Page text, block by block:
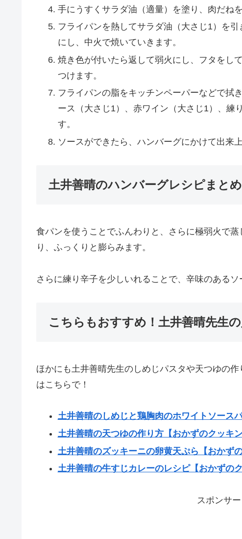
手にうすくサラダ油（適量）を塗り、肉だね
フライパンを熱してサラダ油（大さじ1）を
にし、中火で焼いていきます。
焼き色が付いたら返して弱火にし、フタをし
つけます。
フライパンの脂をキッチンペーパーなどで拭
ース（大さじ1）、赤ワイン（大さじ1）、練
す。
ソースができたら、ハンバーグにかけて出来
土井善晴のハンバーグレシピまとめ
食パンを使うことでふんわりと、さらに極弱火で
り、ふっくりと膨らみます。
さらに練り辛子を少しいれることで、辛味のあるソ
こちらもおすすめ！土井善晴先生
ほかにも土井善晴先生のしめじパスタや天つゆの
はこちらで！
土井善晴のしめじと鶏胸肉のホワイトソース
土井善晴の天つゆの作り方【おかずのクッキン
土井善晴のズッキーニの卵黄天ぷら【おかずの
土井善晴の牛すじカレーのレシピ【おかずのク
スポンサ